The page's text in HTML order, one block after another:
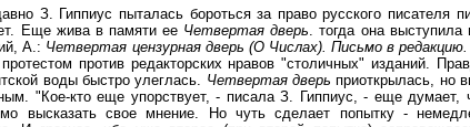
З. Гиппиус пыталась бороться за право русского писателя
Еще жива в памяти ее Четвертая дверь. тогда она выступила
А.: Четвертая цензурная дверь (О Числах). Письмо в редакцию.
против редакторских нравов "столичных" изданий.
воды быстро улеглась. Четвертая дверь приоткрылась, но
"Кое-кто еще упорствует, - писала З. Гиппиус, - еще думает,
высказать свое мнение. Но чуть сделает попытку -